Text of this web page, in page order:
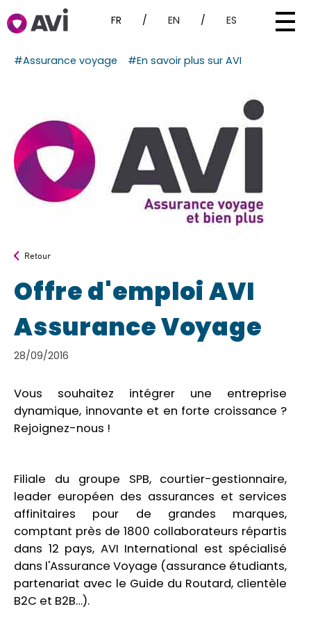
FR / EN / ES
#Assurance voyage #En savoir plus sur AVI
Retour
Offre d'emploi AVI
Assurance Voyage
28/09/2016
Vous souhaitez intégrer une entreprise
dynamique, innovante et en forte croissance ?
Rejoignez-nous !
Filiale du groupe SPB, courtier-gestionnaire,
leader européen des assurances et services
affinitaires pour de grandes marques,
comptant près de 1800 collaborateurs répartis
dans 12 pays, AVI International est spécialisé
dans l'Assurance Voyage (assurance étudiants,
partenariat avec le Guide du Routard, clientèle
B2C et B2B…).